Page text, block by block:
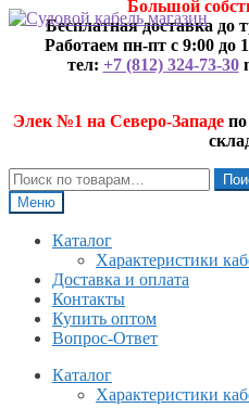
Перейти
навигации
Перейти
содержимому
Большой
Бесплатная доставка до
Работаем пн-пт с 9:00 до
тел: +7 (812) 324-73-30
Элек №1 на Северо-Западепо
Искать:
Меню
Каталог
Характеристики
Доставка и оплата
Контакты
Купить оптом
Вопрос-Ответ
Каталог
Характеристики